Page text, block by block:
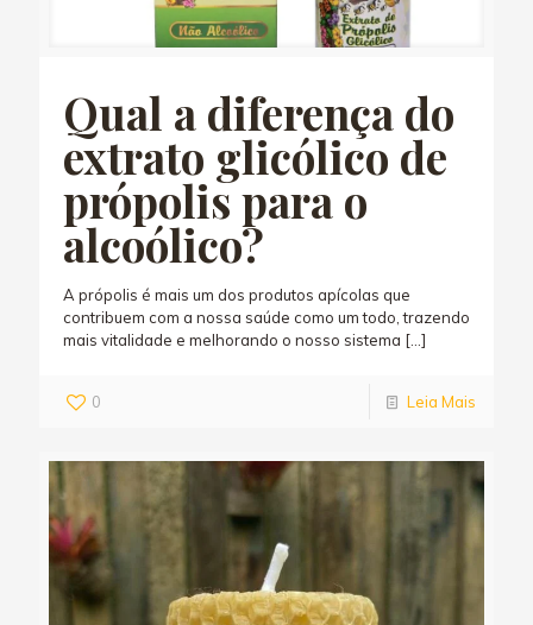
Qual a diferença do
extrato glicólico de
própolis para o
alcoólico?
A própolis é mais um dos produtos apícolas que
contribuem com a nossa saúde como um todo, trazendo
mais vitalidade e melhorando o nosso sistema […]
0 Leia Mais